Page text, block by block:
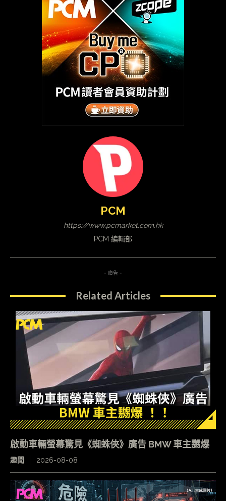
PCM
https://www.pcmarket.com.hk
PCM 編輯部
- 廣告 -
Related Articles
啟動車輛螢幕驚見《蜘蛛俠》廣告 BMW 車主嬲爆
趣聞 2026-08-08